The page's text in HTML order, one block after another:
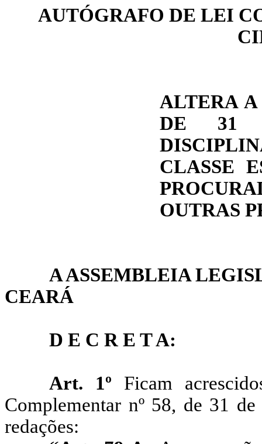
AUTÓGRAFO DE LEI
ALTERA
DE 31
CLASSE
OUTRAS
A ASSEMBLEIA
CEARÁ
D E C R E T A:
Art. 1º Ficam
Complementar nº 58, de 31
redações: